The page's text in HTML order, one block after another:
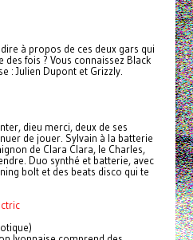
à propos de ces deux gars qui
fois ? Vous connaissez Black
: Julien Dupont et Grizzly.
dieu merci, deux de ses
de jouer. Sylvain à la batterie
de Clara Clara, le Charles,
Duo synthé et batterie, avec
bolt et des beats disco qui te